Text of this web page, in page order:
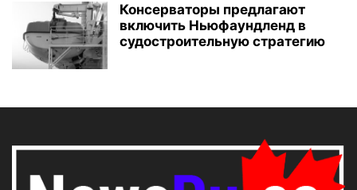
Консерваторы предлагают
включить Ньюфаундленд в
судостроительную стратегию